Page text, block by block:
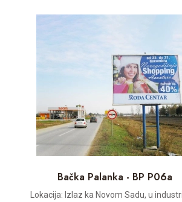
Bačka Palanka - BP P06a
Lokacija: Izlaz ka Novom Sadu, u